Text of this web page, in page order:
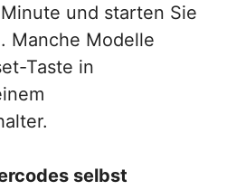
und starten Sie
Manche Modelle
Taste in
selbst